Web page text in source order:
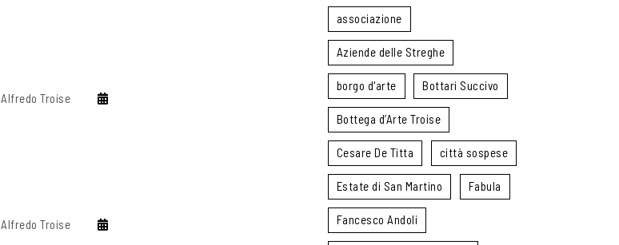
Alfredo Troise
Alfredo Troise
associazione
Aziende delle Streghe
borgo d'arte Bottari Succivo
Bottega d’Arte Troise
Cesare De Titta città sospese
Estate di San Martino Fabula
Fancesco Andoli